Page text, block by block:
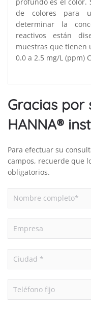
de colores para
determinar la
reactivos están
muestras que tienen
0.0 a 2.5 mg/L (ppm)
Gracias por
HANNA®
Para efectuar su
campos, recuerde que
obligatorios.